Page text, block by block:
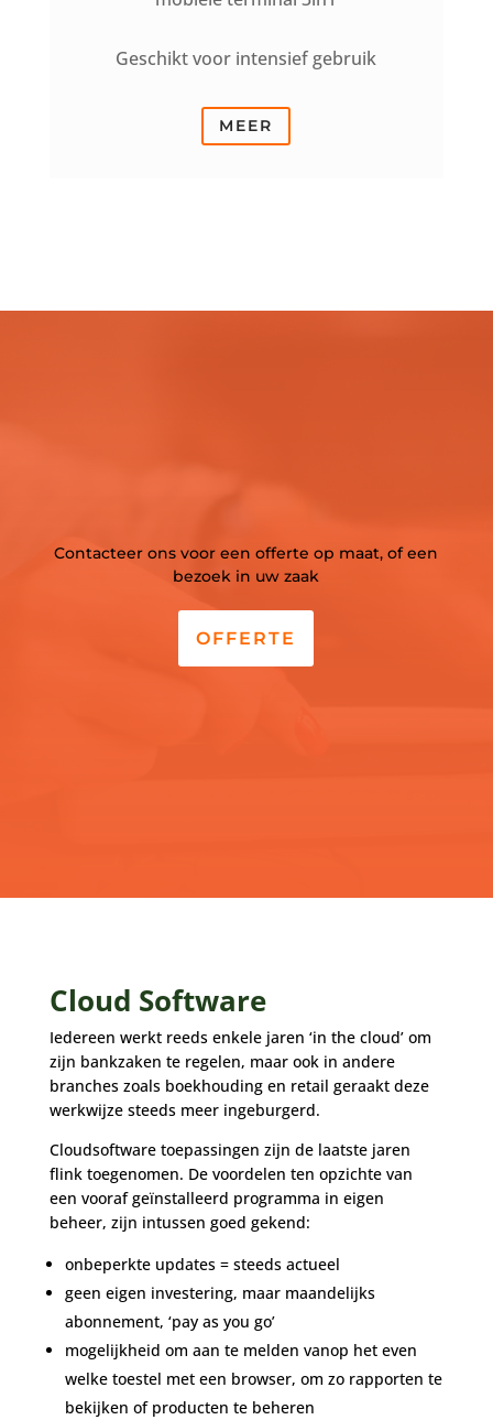
Geschikt voor intensief gebruik
MEER
Contacteer ons voor een offerte op maat, of een
bezoek in uw zaak
OFFERTE
Cloud Software
Iedereen werkt reeds enkele jaren ‘in the cloud’ om
zijn bankzaken te regelen, maar ook in andere
branches zoals boekhouding en retail geraakt deze
werkwijze steeds meer ingeburgerd.
Cloudsoftware toepassingen zijn de laatste jaren
flink toegenomen. De voordelen ten opzichte van
een vooraf geïnstalleerd programma in eigen
beheer, zijn intussen goed gekend:
onbeperkte updates = steeds actueel
geen eigen investering, maar maandelijks
abonnement, ‘pay as you go’
mogelijkheid om aan te melden vanop het even
welke toestel met een browser, om zo rapporten te
bekijken of producten te beheren